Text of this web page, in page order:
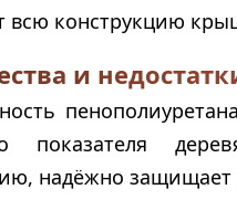
всю конструкцию
и
показателя
надёжно защищает